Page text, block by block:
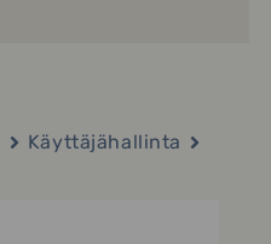
Käyttäjähallinta